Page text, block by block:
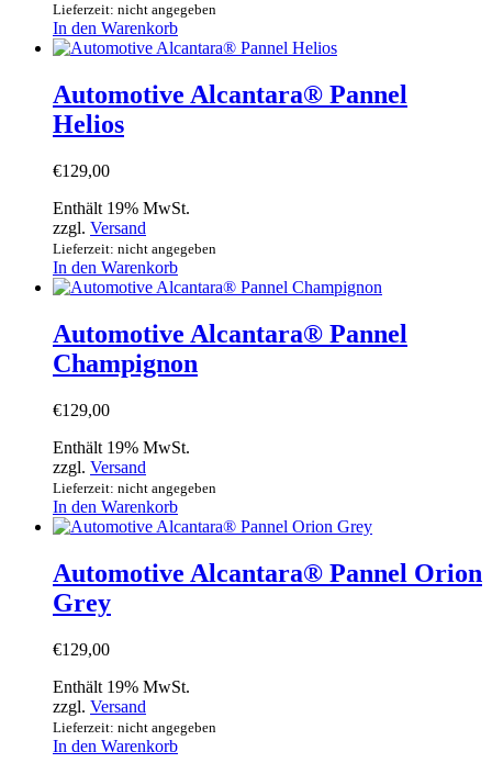
Lieferzeit: nicht angegeben
In den Warenkorb
Automotive Alcantara® Pannel
Helios
€129,00
Enthält 19% MwSt.
zzgl. Versand
Lieferzeit: nicht angegeben
In den Warenkorb
Automotive Alcantara® Pannel
Champignon
€129,00
Enthält 19% MwSt.
zzgl. Versand
Lieferzeit: nicht angegeben
In den Warenkorb
Automotive Alcantara® Pannel Orion
Grey
€129,00
Enthält 19% MwSt.
zzgl. Versand
Lieferzeit: nicht angegeben
In den Warenkorb